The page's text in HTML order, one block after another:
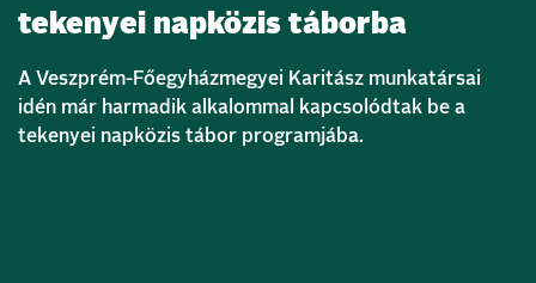
tekenyei napközis táborba
A Veszprém-Főegyházmegyei Karitász munkatársai
idén már harmadik alkalommal kapcsolódtak be a
tekenyei napközis tábor programjába.